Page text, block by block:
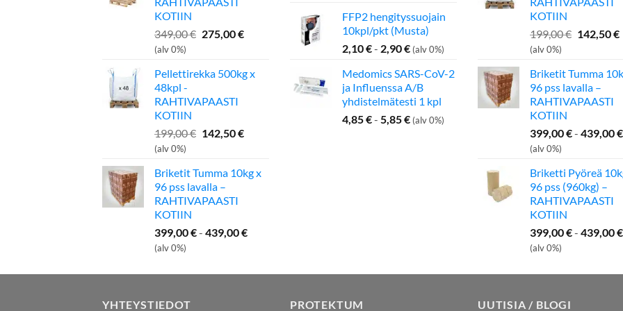
KOTIIN
349,00€ Alkuperäinen
349,00 €.
275,00€Nykyinen
275,00 €.
(alv 0%)
Pellettirekka 500kg x
48kpl -
RAHTIVAPAASTI
KOTIIN
199,00€ Alkuperäinen
199,00 €.
142,50€Nykyinen
142,50 €.
(alv 0%)
Briketit Tumma 10kg x
96 pss lavalla –
RAHTIVAPAASTI
KOTIIN
399,00€- 439,00€
(alv 0%)
FFP2 hengityssuojain
10kpl/pkt (Musta)
2,10€- 2,90€ (alv 0%)
Medomics SARS-CoV-2
ja Influenssa A/B
yhdistelmätesti 1 kpl
4,85€- 5,85€ (alv 0%)
KOTIIN
199,00€
199,00 €.
142,50€
(alv 0%)
Briketit Tumma
96 pss lavalla –
RAHTIVAPAASTI
KOTIIN
399,00€- 439,00€
(alv 0%)
Briketti Pyöreä
96 pss (960kg) –
RAHTIVAPAASTI
KOTIIN
399,00€- 439,00€
(alv 0%)
YHTEYSTIEDOT PROTEKTUM UUTISIA / BLOGI